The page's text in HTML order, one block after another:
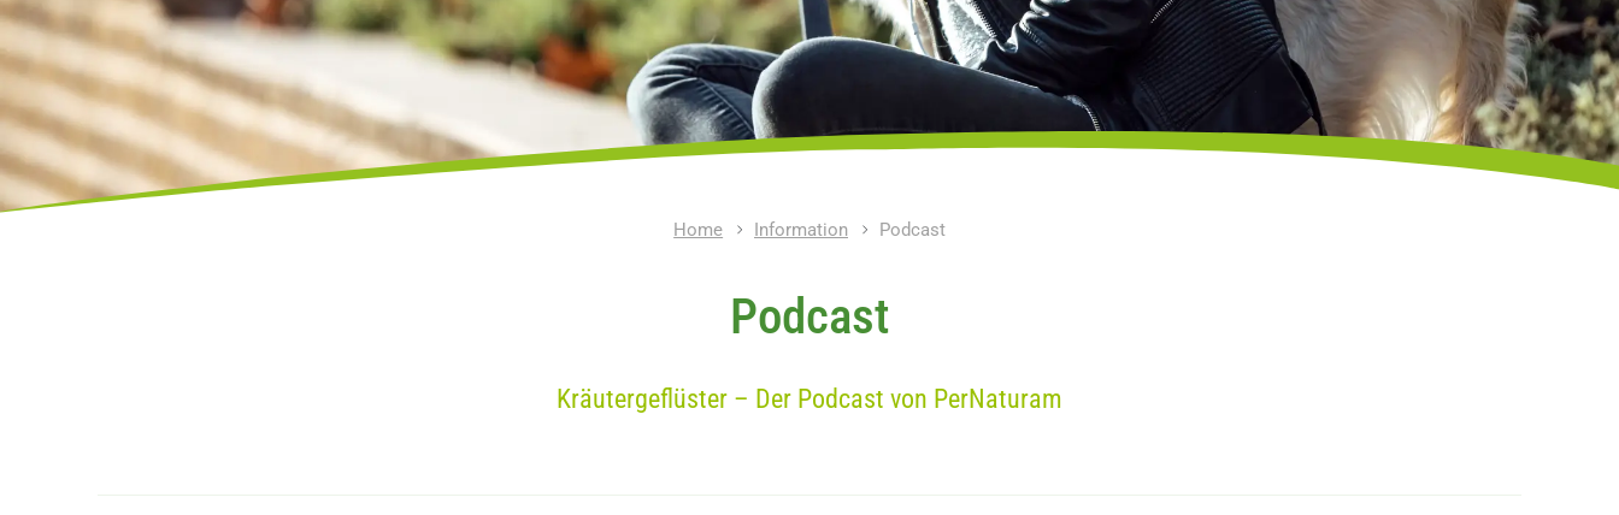
Home Information Podcast
Podcast
Kräutergeflüster – Der Podcast von PerNaturam